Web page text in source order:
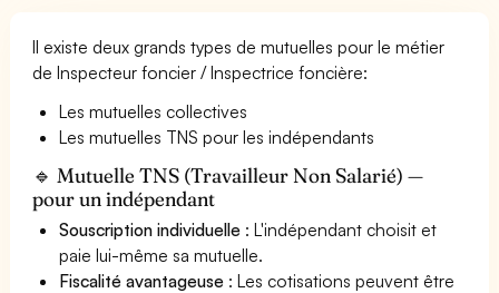
Il existe deux grands types de mutuelles pour le métier
de Inspecteur foncier / Inspectrice foncière:
Les mutuelles collectives
Les mutuelles TNS pour les indépendants
🔹 Mutuelle TNS (Travailleur Non Salarié) —
pour un indépendant
Souscription individuelle : L'indépendant choisit et
paie lui-même sa mutuelle.
Fiscalité avantageuse : Les cotisations peuvent être